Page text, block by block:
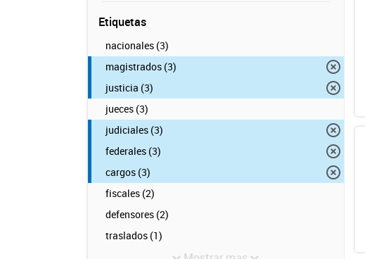
Etiquetas
nacionales (3)
magistrados (3)
justicia (3)
jueces (3)
judiciales (3)
federales (3)
cargos (3)
fiscales (2)
defensores (2)
traslados (1)